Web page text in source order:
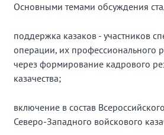
Основными темами обсуждения
поддержка казаков - участников
операции, их профессионального
через формирование кадрового
казачества;
включение в состав
Северо-Западного войскового